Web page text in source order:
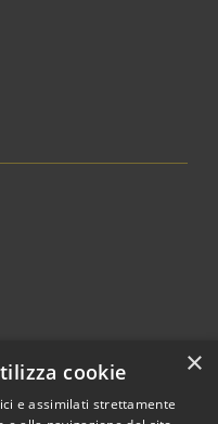
×
cookie
e assimilati strettamente